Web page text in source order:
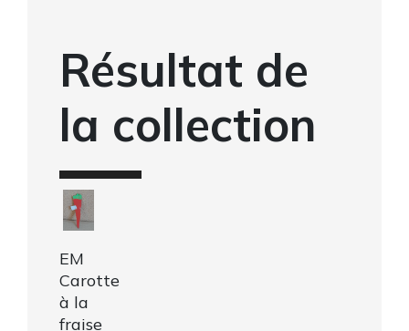
Résultat de
la collection
EM
Carotte
à la
fraise